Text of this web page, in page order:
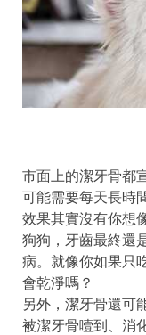
市面上的潔牙骨都
可能需要每天長時
效果其實沒有你想
狗狗，牙齒最終還
病。就像你如果只
會乾淨嗎？
另外，潔牙骨還可
被潔牙骨噎到、消